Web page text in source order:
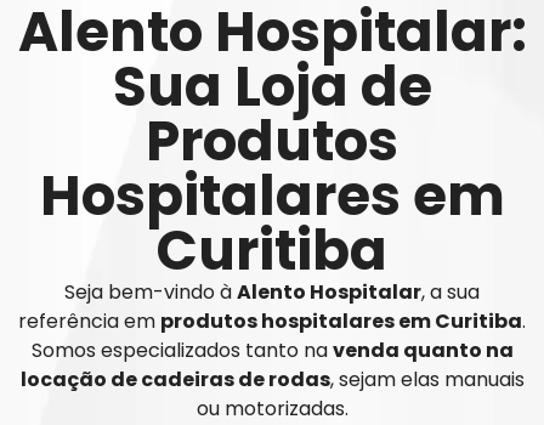
Alento Hospitalar:
Sua Loja de
Produtos
Hospitalares em
Curitiba
Seja bem-vindo àAlento Hospitalar, a sua
referência em produtos hospitalares em Curitiba.
Somos especializados tanto navenda quanto na
locação de cadeiras de rodas, sejam elas manuais
ou motorizadas.